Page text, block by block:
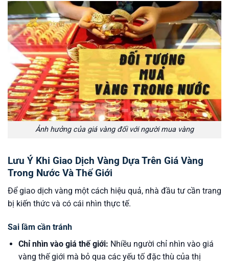
Ảnh hưởng của giá vàng đối với người mua vàng
Lưu Ý Khi Giao Dịch Vàng Dựa Trên Giá Vàng
Trong Nước Và Thế Giới
Để giao dịch vàng một cách hiệu quả, nhà đầu tư cần trang
bị kiến thức và có cái nhìn thực tế.
Sai lầm cần tránh
Chỉ nhìn vào giá thế giới: Nhiều người chỉ nhìn vào giá
vàng thế giới mà bỏ qua các yếu tố đặc thù của thị